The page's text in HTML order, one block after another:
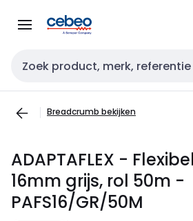
naar
naar
Zoekveld invoer
Breadcrumb bekijken
ADAPTAFLEX -
16mm grijs, rol 50m -
PAFS16/GR/50M